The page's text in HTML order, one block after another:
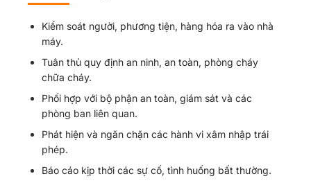
Kiểm soát người, phương tiện, hàng hóa ra vào nhà
máy.
Tuân thủ quy định an ninh, an toàn, phòng cháy
chữa cháy.
Phối hợp với bộ phận an toàn, giám sát và các
phòng ban liên quan.
Phát hiện và ngăn chặn các hành vi xâm nhập trái
phép.
Báo cáo kịp thời các sự cố, tình huống bất thường.